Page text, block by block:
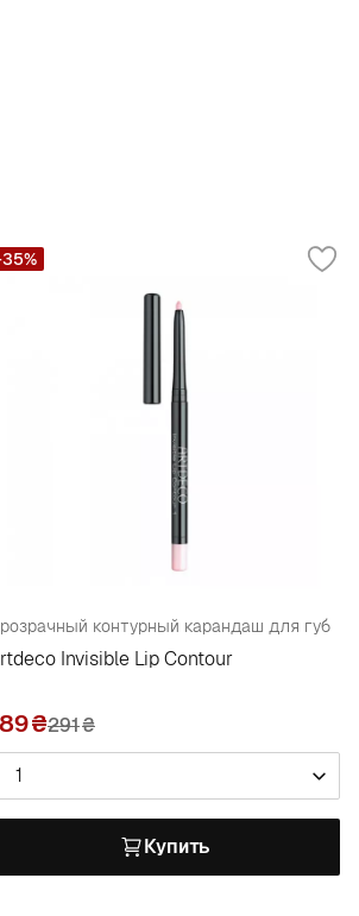
контурный карандаш для губ
Invisible Lip Contour
291₴
1
Купить